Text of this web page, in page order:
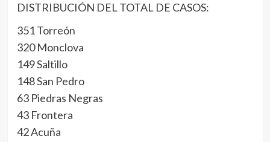
DISTRIBUCIÓN DEL TOTAL DE CASOS:
351 Torreón
320 Monclova
149 Saltillo
148 San Pedro
63 Piedras Negras
43 Frontera
42 Acuña